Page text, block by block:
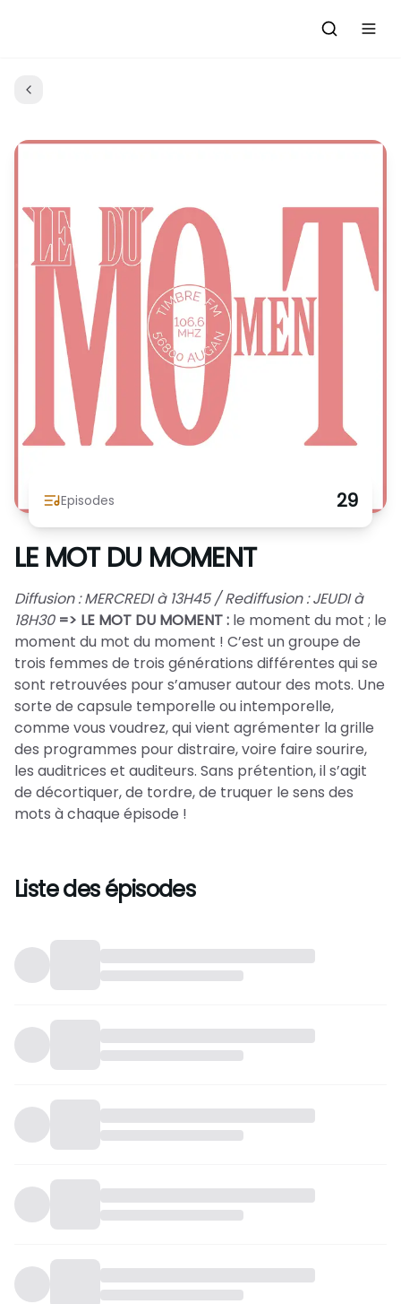
Grille des Programmes
C'était quoi ce morceau?
L'Association
L'équipe et les bénévoles
Nous rejoindre : Participer
Les Ateliers Radio
Les créations des Ateliers
Nos prestations
Nous Soutenir / Adhérer
Je fais un don
Exprime ton soutien
La newsletter
Episodes 29
LE MOT DU MOMENT
Diffusion : MERCREDI à 13H45 / Rediffusion : JEUDI à
18H30 => LE MOT DU MOMENT : le moment du mot ; le
moment du mot du moment ! C’est un groupe de
trois femmes de trois générations différentes qui se
sont retrouvées pour s’amuser autour des mots. Une
sorte de capsule temporelle ou intemporelle,
comme vous voudrez, qui vient agrémenter la grille
des programmes pour distraire, voire faire sourire,
les auditrices et auditeurs. Sans prétention, il s’agit
de décortiquer, de tordre, de truquer le sens des
mots à chaque épisode !
Liste des épisodes